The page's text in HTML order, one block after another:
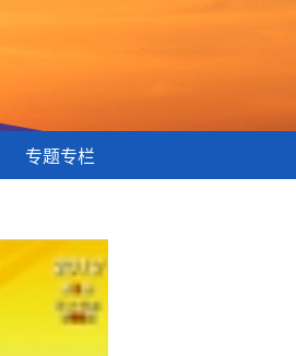
专题专栏